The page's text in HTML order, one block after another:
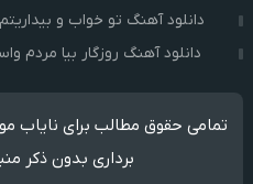
دانلود آهنگ تو خواب و
دانلود آهنگ روزگار بیا مردم
تمامی حقوق مطالب برای نایاب
برداری بدون ذکر